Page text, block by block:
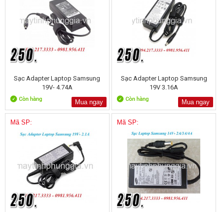
Sạc Adapter Laptop Samsung
19V- 4.74A
Mua ngay
Sạc Adapter Laptop Samsung
19V 3.16A
Mua ngay
Mã SP: Mã SP: